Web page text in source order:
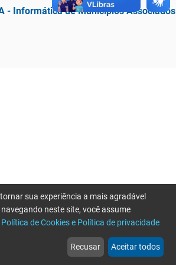
- Informática de Municípios Associados
web
Notícias
more_horiz
Mais
sua experiência a mais agradável
neste site, você assume
Política de Cookies e Política de privacidade
Recusar Aceitar todos
por favor tente novamente